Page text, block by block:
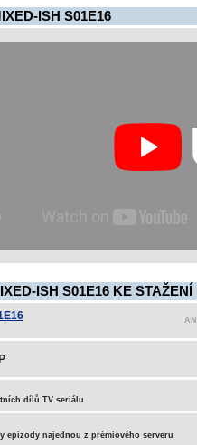
ISH S01E16
ISH S01E16 KE STAŽENÍ
dílů TV seriálu
epizody najednou z prémiového serveru